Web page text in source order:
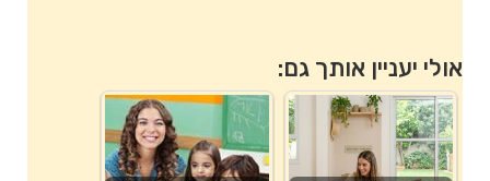
אולי יעניין אותך גם: